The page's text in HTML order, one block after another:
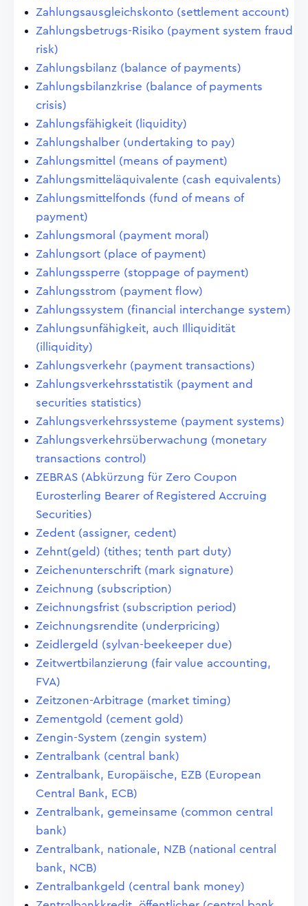
Zahlungsausgleichskonto (settlement account)
Zahlungsbetrugs-Risiko (payment system fraud
risk)
Zahlungsbilanz (balance of payments)
Zahlungsbilanzkrise (balance of payments
crisis)
Zahlungsfähigkeit (liquidity)
Zahlungshalber (undertaking to pay)
Zahlungsmittel (means of payment)
Zahlungsmitteläquivalente (cash equivalents)
Zahlungsmittelfonds (fund of means of
payment)
Zahlungsmoral (payment moral)
Zahlungsort (place of payment)
Zahlungssperre (stoppage of payment)
Zahlungsstrom (payment flow)
Zahlungssystem (financial interchange system)
Zahlungsunfähigkeit, auch Illiquidität
(illiquidity)
Zahlungsverkehr (payment transactions)
Zahlungsverkehrsstatistik (payment and
securities statistics)
Zahlungsverkehrssysteme (payment systems)
Zahlungsverkehrsüberwachung (monetary
transactions control)
ZEBRAS (Abkürzung für Zero Coupon
Eurosterling Bearer of Registered Accruing
Securities)
Zedent (assigner, cedent)
Zehnt(geld) (tithes; tenth part duty)
Zeichenunterschrift (mark signature)
Zeichnung (subscription)
Zeichnungsfrist (subscription period)
Zeichnungsrendite (underpricing)
Zeidlergeld (sylvan-beekeeper due)
Zeitwertbilanzierung (fair value accounting,
FVA)
Zeitzonen-Arbitrage (market timing)
Zementgold (cement gold)
Zengin-System (zengin system)
Zentralbank (central bank)
Zentralbank, Europäische, EZB (European
Central Bank, ECB)
Zentralbank, gemeinsame (common central
bank)
Zentralbank, nationale, NZB (national central
bank, NCB)
Zentralbankgeld (central bank money)